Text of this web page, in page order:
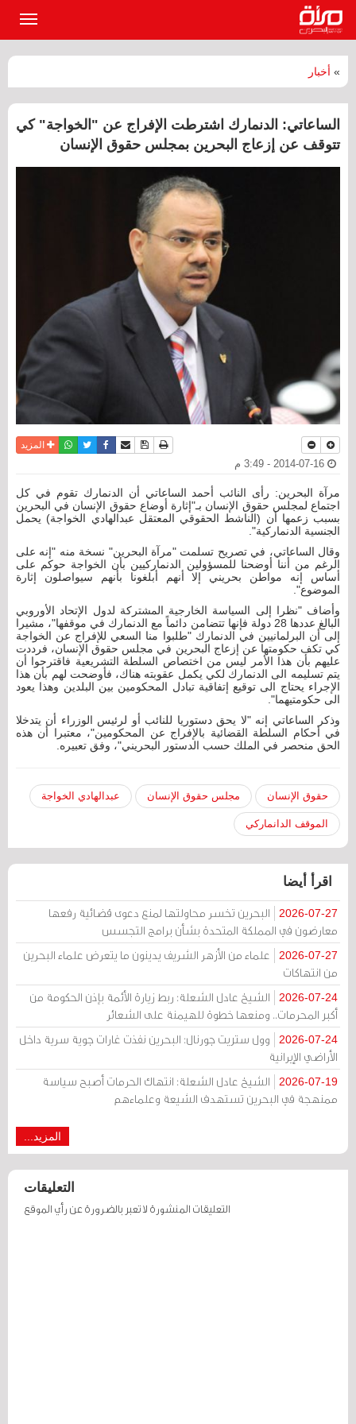
» أخبار
الساعاتي: الدنمارك اشترطت الإفراج عن "الخواجة" كي
تتوقف عن إزعاج البحرين بمجلس حقوق الإنسان
نسخة للطباعة
حفظ الموضوع
أرسل الى صديق
فيسبوكتويترواتسابالمزيد
مرآة البحرين: رأى النائب أحمد الساعاتي أن الدنمارك تقوم في كل
اجتماع لمجلس حقوق الإنسان بـ"إثارة أوضاع حقوق الإنسان في البحرين
بسبب زعمها أن (الناشط الحقوقي المعتقل عبدالهادي الخواجة) يحمل
الجنسية الدنماركية".
وقال الساعاتي، في تصريح تسلمت "مرآة البحرين" نسخة منه "إنه على
الرغم من أننا أوضحنا للمسؤولين الدنماركيين بأن الخواجة حوكم على
أساس إنه مواطن بحريني إلا أنهم أبلغونا بأنهم سيواصلون إثارة
الموضوع".
وأضاف "نظرا إلى السياسة الخارجية المشتركة لدول الإتحاد الأوروبي
البالغ عددها 28 دولة فإنها تتضامن دائماً مع الدنمارك في موقفها"، مشيرا
إلى أن البرلمانيين في الدنمارك "طلبوا منا السعي للإفراج عن الخواجة
كي تكف حكومتها عن إزعاج البحرين في مجلس حقوق الإنسان، فرددت
عليهم بأن هذا الأمر ليس من اختصاص السلطة التشريعية فاقترحوا أن
يتم تسليمه الى الدنمارك لكي يكمل عقوبته هناك، فأوضحت لهم بأن هذا
الإجراء يحتاج الى توقيع إتفاقية تبادل المحكومين بين البلدين وهذا يعود
الى حكومتيهما".
وذكر الساعاتي إنه "لا يحق دستوريا للنائب أو لرئيس الوزراء أن يتدخلا
في أحكام السلطة القضائية بالإفراج عن المحكومين"، معتبرا أن هذه
الحق منحصر في الملك حسب الدستور البحريني"، وفق تعبيره.
حقوق الإنسان مجلس حقوق الإنسان عبدالهادي الخواجة
الموقف الدانماركي
اقرأ أيضا
2026-07-27
البحرين تخسر محاولتها لمنع دعوى قضائية رفعها
معارضون في المملكة المتحدة بشأن برامج التجسس
2026-07-27
علماء من الأزهر الشريف يدينون ما يتعرض علماء البحرين
من انتهاكات
2026-07-24
الشيخ عادل الشعلة: ربط زيارة الأئمة بإذن الحكومة من
أكبر المحرمات.. ومنعها خطوة للهيمنة على الشعائر
2026-07-24
وول ستريت جورنال: البحرين نفذت غارات جوية سرية داخل
الأراضي الإيرانية
2026-07-19
الشيخ عادل الشعلة: انتهاك الحرمات أصبح سياسة
ممنهجة في البحرين تستهدف الشيعة وعلماءهم
المزيد...
التعليقات
التعليقات المنشورة لا تعبر بالضرورة عن رأي الموقع